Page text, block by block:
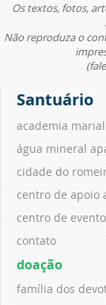
Os textos, fotos,
Não reproduza o
Santuário
academia marial
água mineral
cidade do
centro de apoio
centro de
contato
doação
família dos